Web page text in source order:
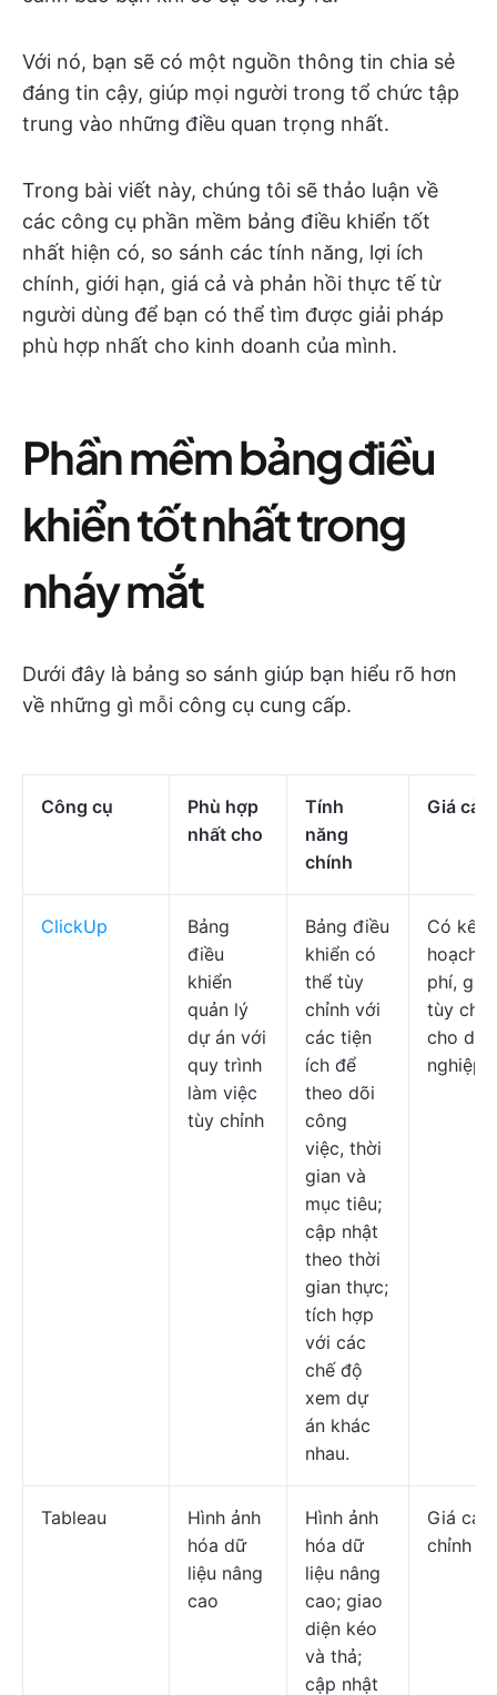
Với nó, bạn sẽ có một nguồn thông tin chia sẻ
đáng tin cậy, giúp mọi người trong tổ chức tập
trung vào những điều quan trọng nhất.
Trong bài viết này, chúng tôi sẽ thảo luận về
các công cụ phần mềm bảng điều khiển tốt
nhất hiện có, so sánh các tính năng, lợi ích
chính, giới hạn, giá cả và phản hồi thực tế từ
người dùng để bạn có thể tìm được giải pháp
phù hợp nhất cho kinh doanh của mình.
Phần mềm bảng điều
khiển tốt nhất trong
nháy mắt
Dưới đây là bảng so sánh giúp bạn hiểu rõ hơn
về những gì mỗi công cụ cung cấp.
Công cụ
Phù hợp
nhất cho
Tính
năng
chính
Giá cả
ClickUp
Bảng
điều
khiển
quản lý
dự án với
quy trình
làm việc
tùy chỉnh
Bảng điều
khiển có
thể tùy
chỉnh với
các tiện
ích để
theo dõi
công
việc, thời
gian và
mục tiêu;
cập nhật
theo thời
gian thực;
tích hợp
với các
chế độ
xem dự
án khác
nhau.
Có kế
hoạch
phí, giá
tùy
cho
nghiệp.
Tableau
Hình ảnh
hóa dữ
liệu nâng
cao
Hình ảnh
hóa dữ
liệu nâng
cao; giao
diện kéo
và thả;
cập nhật
Giá cả
chỉnh